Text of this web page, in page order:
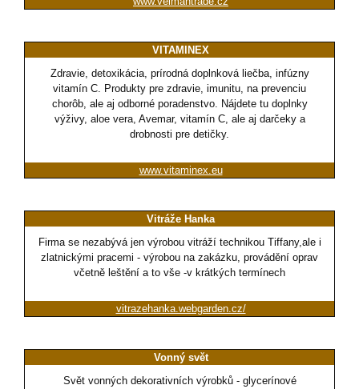
VITAMINEX
Zdravie, detoxikácia, prírodná doplnková liečba, infúzny
vitamín C. Produkty pre zdravie, imunitu, na prevenciu
chorôb, ale aj odborné poradenstvo. Nájdete tu doplnky
výživy, aloe vera, Avemar, vitamín C, ale aj darčeky a
drobnosti pre detičky.
www.vitaminex.eu
Vitráže Hanka
Firma se nezabývá jen výrobou vitráží technikou Tiffany,ale i
zlatnickými pracemi - výrobou na zakázku, provádění oprav
včetně leštění a to vše -v krátkých termínech
vitrazehanka.webgarden.cz/
Vonný svět
Svět vonných dekorativních výrobků - glycerínové